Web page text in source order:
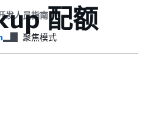
开发人员指南配额
聚焦模式